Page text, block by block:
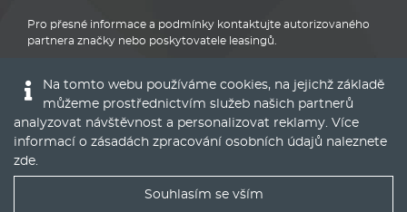
Pro přesné informace a podmínky kontaktujte autorizovaného
partnera značky nebo poskytovatele leasingů.
Na tomto webu používáme cookies, na jejichž základě
můžeme prostřednictvím služeb našich partnerů
analyzovat návštěvnost a personalizovat reklamy. Více
informací o zásadách zpracování osobních údajů naleznete
zde.
Souhlasím se vším